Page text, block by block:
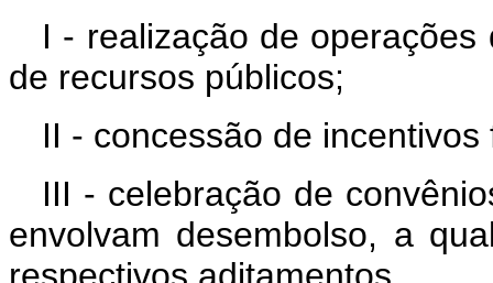
I - realização de
de recursos públicos;
II - concessão de
III - celebração de
envolvam desembolso, a